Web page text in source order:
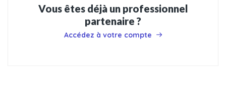
Vous êtes déjà un professionnel
partenaire ?
Accédez à votre compte